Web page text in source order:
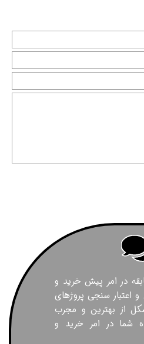
سال سابقه در امر پیش خرید و
سنجی پروژهای
از بهترین و مجرب
شما در امر خرید و